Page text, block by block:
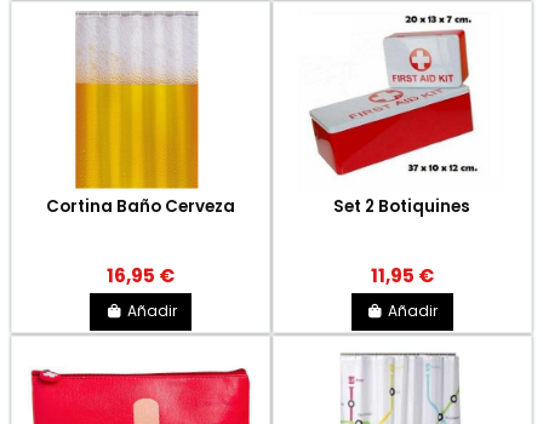
Cortina Baño Cerveza
16,95 €
Añadir
Set 2 Botiquines
11,95 €
Añadir